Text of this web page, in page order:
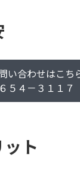
い合わせはこち
５４－３１１７
ト